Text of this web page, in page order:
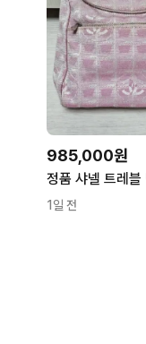
985,000원
1일 전